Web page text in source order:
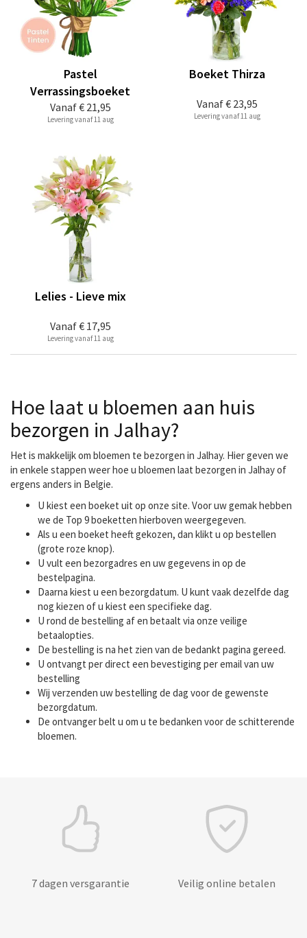
Vanaf€ 21,95
Pastel
Verrassingsboeket
Levering vanaf 11 aug
Vanaf€ 23,95
Boeket Thirza
Levering vanaf 11 aug
Vanaf€ 17,95
Lelies - Lieve mix
Levering vanaf 11 aug
Hoe laat u bloemen aan huis
bezorgen in Jalhay?
Het is makkelijk om bloemen te bezorgen in Jalhay. Hier geven we
in enkele stappen weer hoe u bloemen laat bezorgen in Jalhay of
ergens anders in Belgie.
U kiest een boeket uit op onze site. Voor uw gemak hebben
we de Top 9 boeketten hierboven weergegeven.
Als u een boeket heeft gekozen, dan klikt u op bestellen
(grote roze knop).
U vult een bezorgadres en uw gegevens in op de
bestelpagina.
Daarna kiest u een bezorgdatum. U kunt vaak dezelfde dag
nog kiezen of u kiest een specifieke dag.
U rond de bestelling af en betaalt via onze veilige
betaalopties.
De bestelling is na het zien van de bedankt pagina gereed.
U ontvangt per direct een bevestiging per email van uw
bestelling
Wij verzenden uw bestelling de dag voor de gewenste
bezorgdatum.
De ontvanger belt u om u te bedanken voor de schitterende
bloemen.
7 dagen versgarantie Veilig online betalen